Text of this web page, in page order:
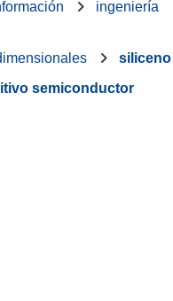
ingeniería
siliceno
semiconductor